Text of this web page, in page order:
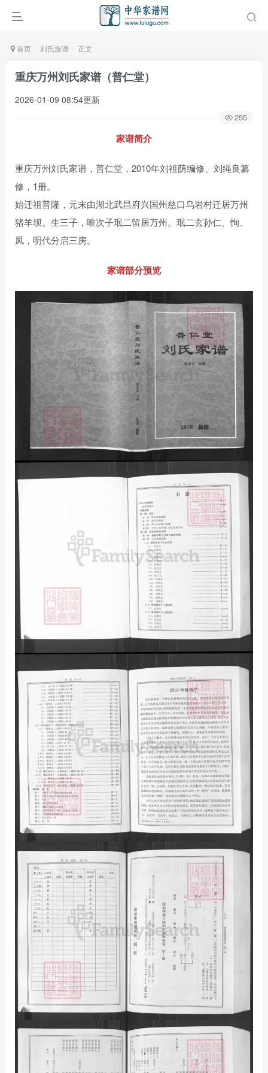
首页 刘氏族谱 正文
重庆万州刘氏家谱（普仁堂）
2026-01-09 08:54更新
255
家谱简介
重庆万州刘氏家谱，普仁堂，2010年刘祖荫编修、刘绳良纂
修，1册。
始迁祖普隆，元末由湖北武昌府兴国州慈口乌岩村迁居万州
猪羊坝。生三子，唯次子珉二留居万州。珉二玄孙仁、恂、
凤，明代分启三房。
家谱部分预览